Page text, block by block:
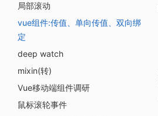
局部滚动
vue组件:传值、单向传值、双向绑
定
deep watch
mixin(转)
Vue移动端组件调研
鼠标滚轮事件